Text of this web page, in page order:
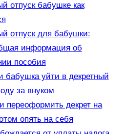
отпуск бабушке как
отпуск для бабушки:
информация об
пособия
уйти в декретный
за внуком
декрет на
опять на себя